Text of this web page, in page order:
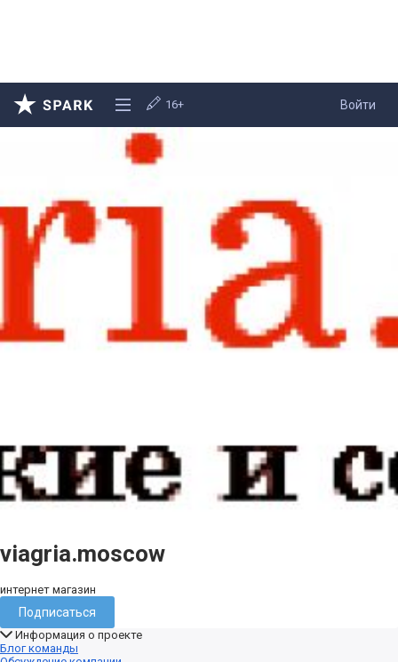
Войти
16+
viagria.moscow
интернет магазин
Подписаться
Информация о проекте
Блог команды